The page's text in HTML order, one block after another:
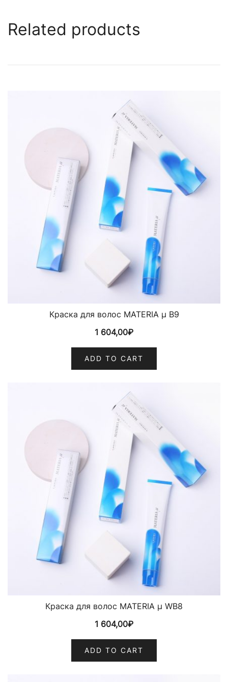
Related products
Краска для волос MATERIA µ B9
1 604,00₽
ADD TO CART
Краска для волос MATERIA µ WB8
1 604,00₽
ADD TO CART